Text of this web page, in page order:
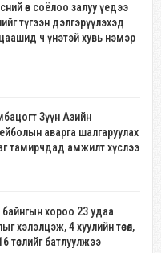
өв соёлоо залуу үедээ
түгээн дэлгэрүүлэхэд
цаашид ч үнэтэй хувь нэмэр
Зүүн Азийн
аварга шалгаруулах
тамирчдад амжилт хүслээ
байнгын хороо 23 удаа
хэлэлцэж, 4 хуулийн төсөл,
батлуулжээ